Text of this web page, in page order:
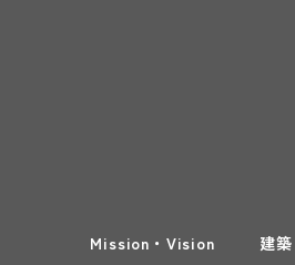
Mission・Vision 建築